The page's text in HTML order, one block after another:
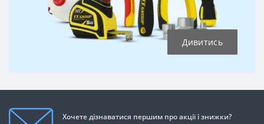
Дивитись
Хочете дізнаватися першим про акції і знижки?